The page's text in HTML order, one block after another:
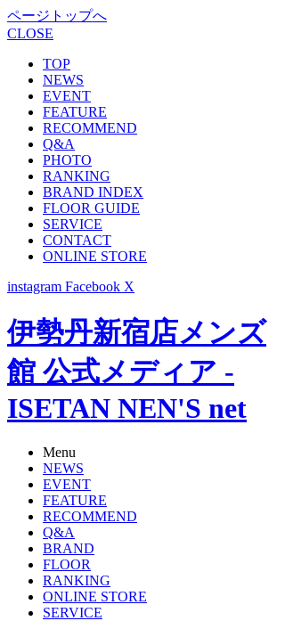
ページトップへ
CLOSE
TOP
NEWS
EVENT
FEATURE
RECOMMEND
Q&A
PHOTO
RANKING
BRAND INDEX
FLOOR GUIDE
SERVICE
CONTACT
ONLINE STORE
instagram Facebook X
伊勢丹新宿店メンズ
館 公式メディア -
ISETAN NEN'S net
Menu
NEWS
EVENT
FEATURE
RECOMMEND
Q&A
BRAND
FLOOR
RANKING
ONLINE STORE
SERVICE